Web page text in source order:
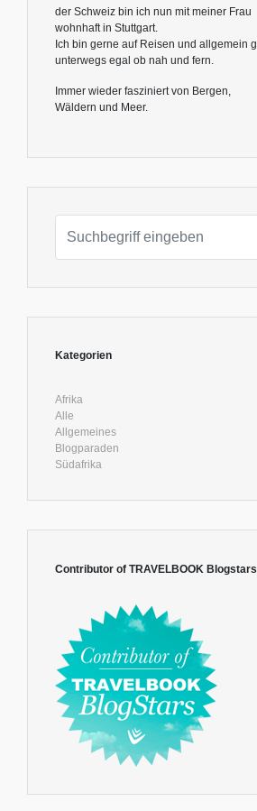
der Schweiz bin ich nun mit meiner Frau
wohnhaft in Stuttgart.
Ich bin gerne auf Reisen und allgemein
unterwegs egal ob nah und fern.
Immer wieder fasziniert von Bergen,
Wäldern und Meer.
Kategorien
Afrika
Alle
Allgemeines
Blogparaden
Südafrika
Contributor of TRAVELBOOK Blogstars